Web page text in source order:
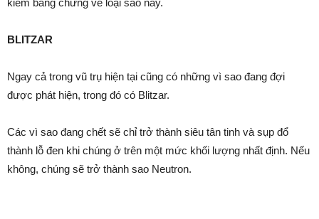
kiếm bằng chứng về loại sao này.
BLITZAR
Ngay cả trong vũ trụ hiện tại cũng có những vì sao đang đợi
được phát hiện, trong đó có Blitzar.
Các vì sao đang chết sẽ chỉ trở thành siêu tân tinh và sụp đổ
thành lỗ đen khi chúng ở trên một mức khối lượng nhất định. Nếu
không, chúng sẽ trở thành sao Neutron.